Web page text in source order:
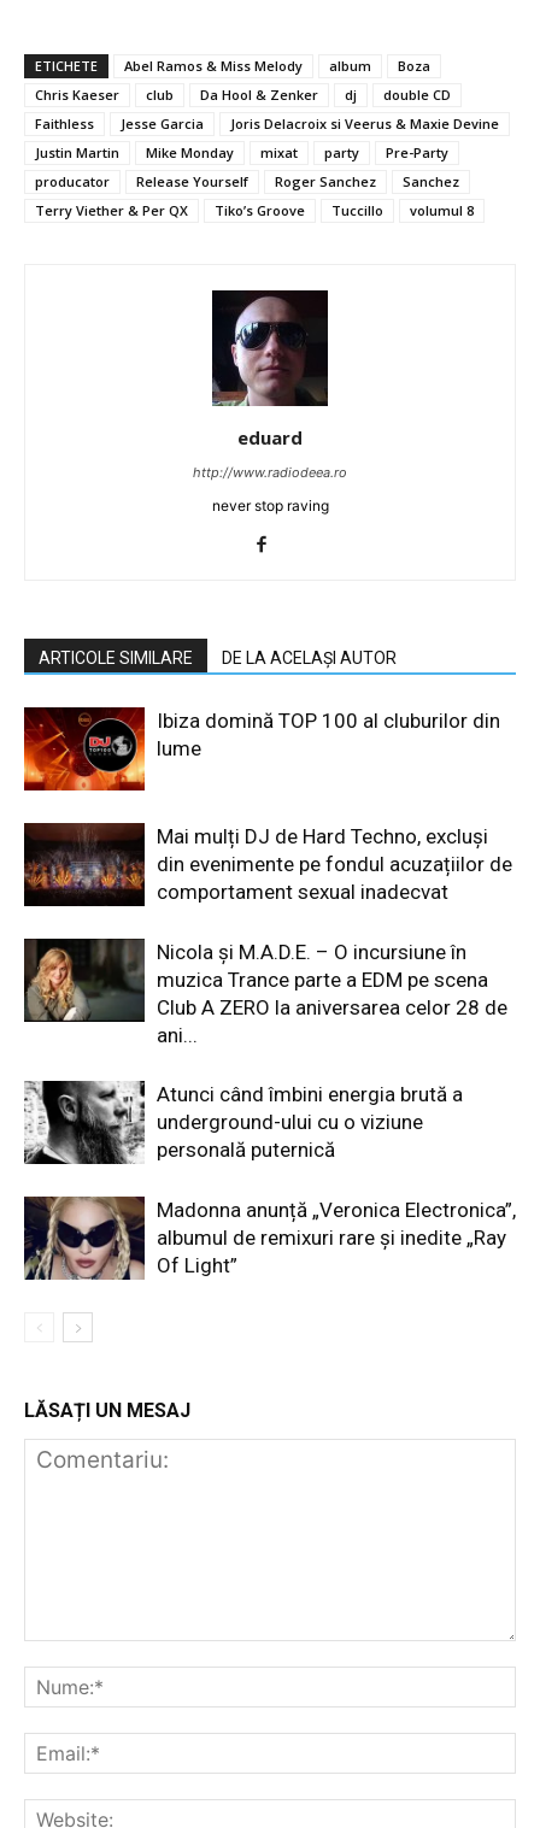
ETICHETE Abel Ramos & Miss Melody album
Boza
Chris Kaeser
club Da Hool & Zenker dj
double CD
Faithless
Jesse Garcia
Joris Delacroix si Veerus & Maxie Devine
Justin Martin
Mike Monday mixat party
Pre-Party
producator
Release Yourself Roger Sanchez
Sanchez
Terry Viether & Per QX
Tiko’s Groove Tuccillo volumul 8
eduard
http://www.radiodeea.ro
never stop raving
ARTICOLE SIMILARE DE LA ACELAȘI AUTOR
Ibiza domină TOP 100 al cluburilor din
lume
Mai mulți DJ de Hard Techno, excluși
din evenimente pe fondul acuzațiilor de
comportament sexual inadecvat
Nicola și M.A.D.E. – O incursiune în
muzica Trance parte a EDM pe scena
Club A ZERO la aniversarea celor 28 de
ani...
Atunci când îmbini energia brută a
underground-ului cu o viziune
personală puternică
Madonna anunță „Veronica Electronica”,
albumul de remixuri rare și inedite „Ray
Of Light”
LĂSAȚI UN MESAJ